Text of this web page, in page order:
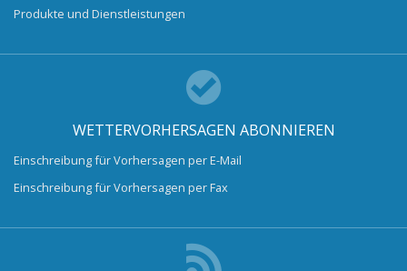
Produkte und Dienstleistungen
WETTERVORHERSAGEN ABONNIEREN
Einschreibung für Vorhersagen per E-Mail
Einschreibung für Vorhersagen per Fax